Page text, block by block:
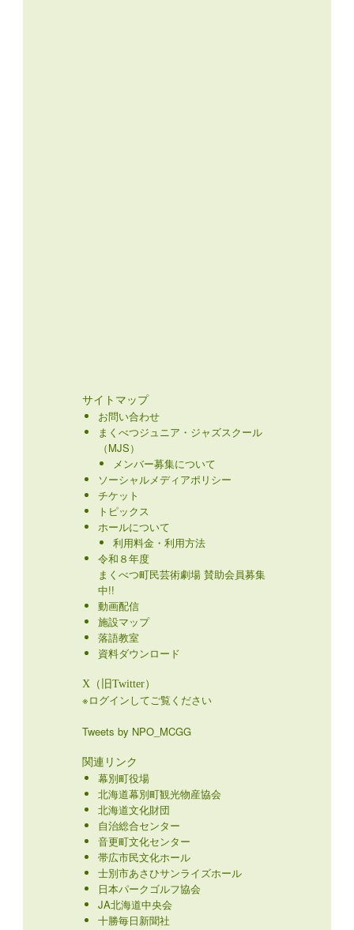
サイトマップ
お問い合わせ
まくべつジュニア・ジャズスクール
（MJS）
メンバー募集について
ソーシャルメディアポリシー
チケット
トピックス
ホールについて
利用料金・利用方法
令和８年度
まくべつ町民芸術劇場 賛助会員募集
中!!
動画配信
施設マップ
落語教室
資料ダウンロード
X（旧Twitter）
※ログインしてご覧ください
Tweets by NPO_MCGG
関連リンク
幕別町役場
北海道幕別町観光物産協会
北海道文化財団
自治総合センター
音更町文化センター
帯広市民文化ホール
士別市あさひサンライズホール
日本パークゴルフ協会
JA北海道中央会
十勝毎日新聞社